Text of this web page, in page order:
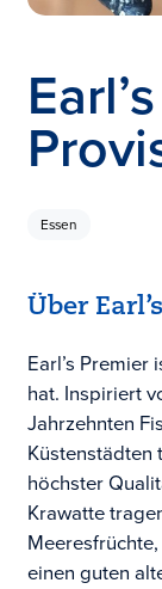
Essen
Über
Earl’s
hat. Inspiriert
Jahrzehnten
Küstenstädten
höchster
Krawatte
einen guten